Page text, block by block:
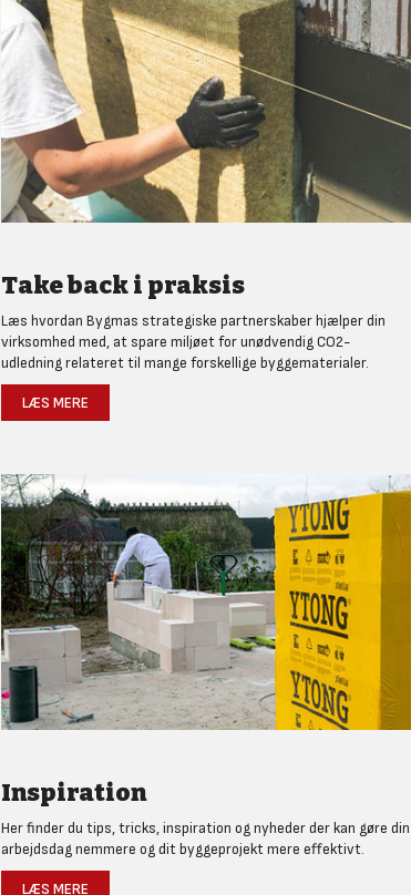
Take back i praksis
Læs hvordan Bygmas strategiske partnerskaber hjælper din
virksomhed med, at spare miljøet for unødvendig CO2-
udledning relateret til mange forskellige byggematerialer.
LÆS MERE
Inspiration
Her finder du tips, tricks, inspiration og nyheder der kan gøre din
arbejdsdag nemmere og dit byggeprojekt mere effektivt.
LÆS MERE